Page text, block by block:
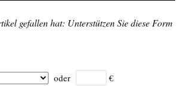
gefallen hat: Unterstützen Sie diese Form
oder €